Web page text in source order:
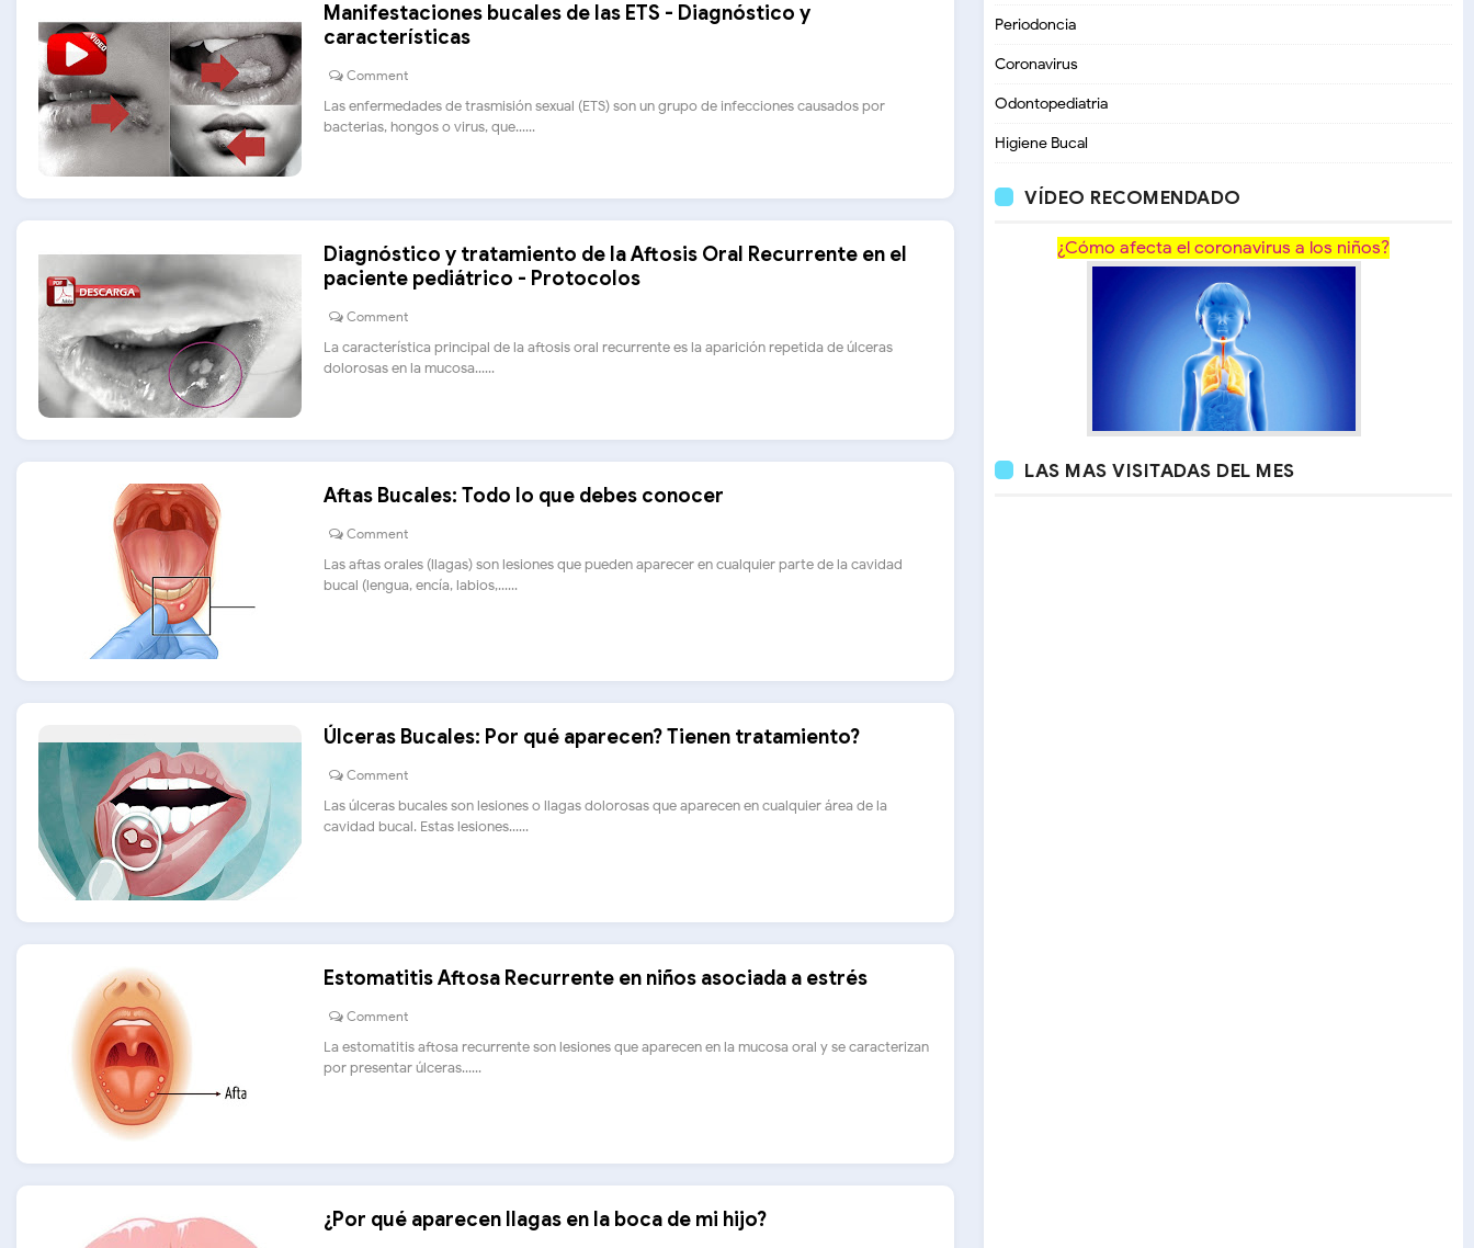
Manifestaciones bucales de las ETS - Diagnóstico y
características
Comment
Las enfermedades de trasmisión sexual (ETS) son un grupo de infecciones causados por
bacterias, hongos o virus, que......
Diagnóstico y tratamiento de la Aftosis Oral Recurrente en el
paciente pediátrico - Protocolos
Comment
La característica principal de la aftosis oral recurrente es la aparición repetida de úlceras
dolorosas en la mucosa......
Aftas Bucales: Todo lo que debes conocer
Comment
Las aftas orales (llagas) son lesiones que pueden aparecer en cualquier parte de la cavidad
bucal (lengua, encía, labios,......
Úlceras Bucales: Por qué aparecen? Tienen tratamiento?
Comment
Las úlceras bucales son lesiones o llagas dolorosas que aparecen en cualquier área de la
cavidad bucal. Estas lesiones......
Estomatitis Aftosa Recurrente en niños asociada a estrés
Comment
La estomatitis aftosa recurrente son lesiones que aparecen en la mucosa oral y se caracterizan
por presentar úlceras......
¿Por qué aparecen llagas en la boca de mi hijo?
Periodoncia
Coronavirus
Odontopediatria
Higiene Bucal
VÍDEO RECOMENDADO
¿Cómo afecta el coronavirus a los niños?
LAS MAS VISITADAS DEL MES